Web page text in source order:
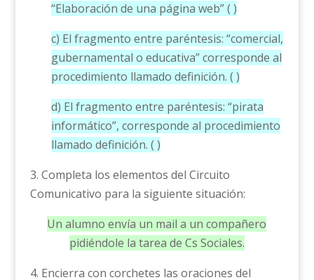
“Elaboración de una página web” ( )
c) El fragmento entre paréntesis: “comercial,
gubernamental o educativa” corresponde al
procedimiento llamado definición. ( )
d) El fragmento entre paréntesis: “pirata
informático”, corresponde al procedimiento
llamado definición. ( )
3. Completa los elementos del Circuito
Comunicativo para la siguiente situación:
Un alumno envía un mail a un compañero
pidiéndole la tarea de Cs Sociales.
4. Encierra con corchetes las oraciones del